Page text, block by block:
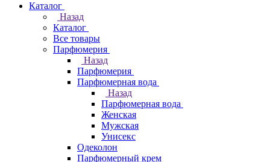
Каталог
Назад
Каталог
Все товары
Парфюмерия
Назад
Парфюмерия
Парфюмерная вода
Назад
Парфюмерная вода
Женская
Мужская
Унисекс
Одеколон
Парфюмерный крем